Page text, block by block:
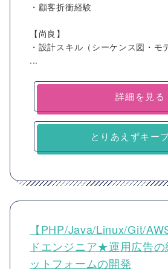
・顧客折衝経験
【尚良】
・設計スキル（シーケンス図・モ
...
詳細を見る
とりあえずキー
【PHP/Java/Linux/Git/
ドエンジニア★運用広告の
ットフォームの開発